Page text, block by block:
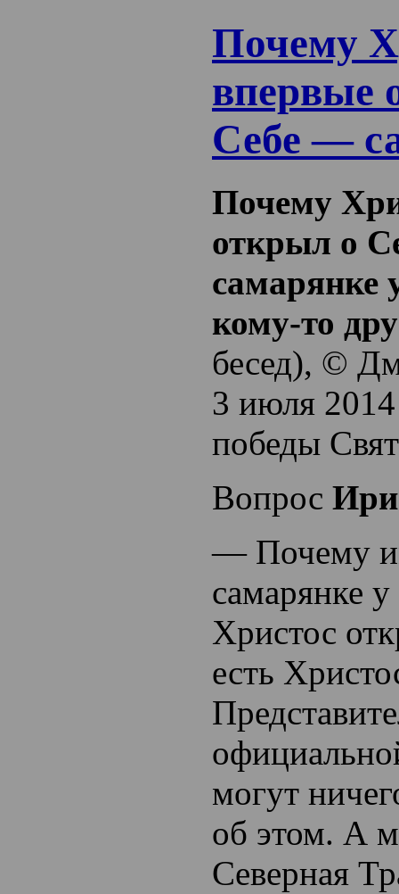
Почему
впервые
Себе —
Почему
открыл о
самарянке
кому-то
бесед), ©
3 июля
победы
Вопрос
— Почему
самарянке
Христос
есть
могут
об этом. А
Северная